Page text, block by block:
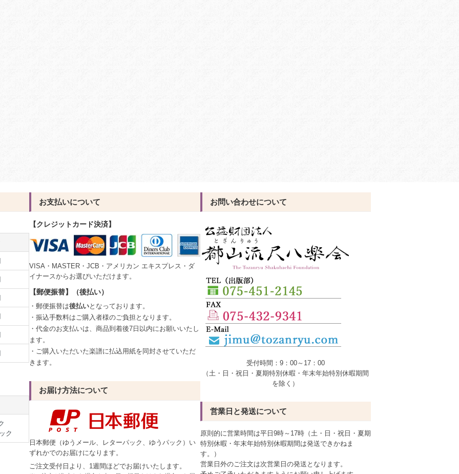
ク
お支払いについて
【クレジットカード決済】
VISA・MASTER・JCB・アメリカン エキスプレス・ダ
イナースからお選びいただけます。
【郵便振替】（後払い）
・郵便振替は後払いとなっております。
・振込手数料はご購入者様のご負担となります。
・代金のお支払いは、商品到着後7日以内にお願いいたし
ます。
・ご購入いただいた楽譜に払込用紙を同封させていただ
きます。
お届け方法について
日本郵便（ゆうメール、レターパック、ゆうパック）い
ずれかでのお届けになります。
ご注文受付日より、1週間ほどでお届けいたします。
お問い合わせについて
受付時間：9：00～17：00
（土・日・祝日・夏期特別休暇・年末年始特別休暇期間
を除く）
営業日と発送について
原則的に営業時間は平日9時～17時（土・日・祝日・夏期
特別休暇・年末年始特別休暇期間は発送できかねま
す。）
営業日外のご注文は次営業日の発送となります。